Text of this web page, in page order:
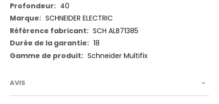
40
SCHNEIDER ELECTRIC
SCH ALB71385
18
Schneider Multifix
AVIS